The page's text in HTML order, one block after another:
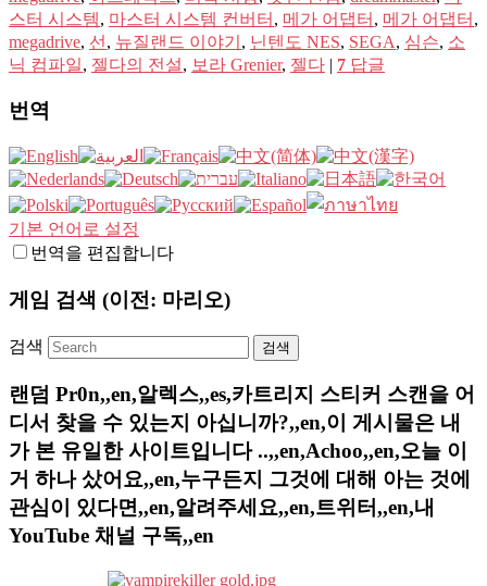
스터 시스템, 마스터 시스템 컨버터 , 메가 어댑터 , 메가 어댑터 ,
megadrive, 선 , 뉴질랜드 이야기 , 닌텐도 NES, SEGA, 심슨, 소
닉 컴파일, 젤다의 전설, 보라 Grenier, 젤다 | 7 답글
번역
기본 언어로 설정
번역을 편집합니다
게임 검색 (이전: 마리오)
검색
랜덤 Pr0n,,en,알렉스,,es,카트리지 스티커 스캔을 어
디서 찾을 수 있는지 아십니까?,,en,이 게시물은 내
가 본 유일한 사이트입니다 ..,,en,Achoo,,en,오늘 이
거 하나 샀어요,,en,누구든지 그것에 대해 아는 것에
관심이 있다면,,en,알려주세요,,en,트위터,,en,내
YouTube 채널 구독,,en